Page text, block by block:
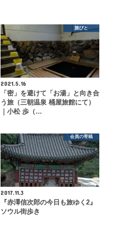
旅びと
2021.5.16
「密」を避けて「お湯」と向き合
う旅（三朝温泉 桶屋旅館にて）
｜小松 歩（…
会員の寄稿
2017.11.3
『赤澤信次郎の今日も旅ゆく2』
ソウル街歩き